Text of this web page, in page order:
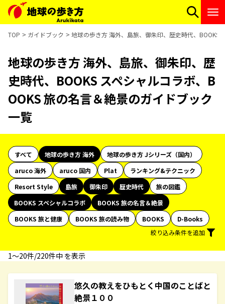
TOP ガイドブック 地球の歩き方 海外、島旅、御朱印、歴史時代、BOOKS
地球の歩き方 海外、島旅、御朱印、歴
史時代、BOOKS スペシャルコラボ、B
OOKS 旅の名言＆絶景のガイドブック
一覧
すべて 地球の歩き方 海外
地球の歩き方 Jシリーズ（国内）
aruco 海外
aruco 国内 Plat
ランキング&テクニック
Resort Style
島旅 御朱印 歴史時代
旅の図鑑
BOOKS スペシャルコラボ
BOOKS 旅の名言＆絶景
BOOKS 旅と健康
BOOKS 旅の読み物 BOOKS
D-Books
絞り込み条件を追加
1〜20件/220件中 を表示
悠久の教えをひもとく中国のことばと
絶景１００